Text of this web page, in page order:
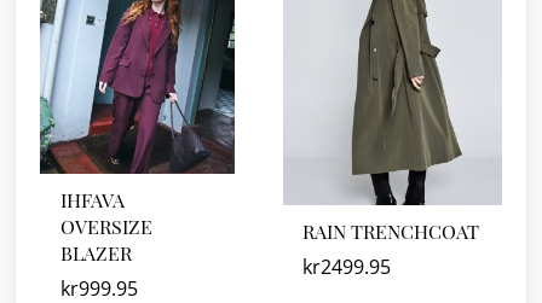
IHFAVA
OVERSIZE
BLAZER
kr999.95
RAIN TRENCHCOAT
kr2499.95